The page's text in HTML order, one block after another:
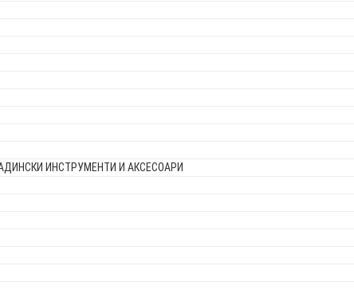
ИНСТРУМЕНТИ И АКСЕСОАРИ